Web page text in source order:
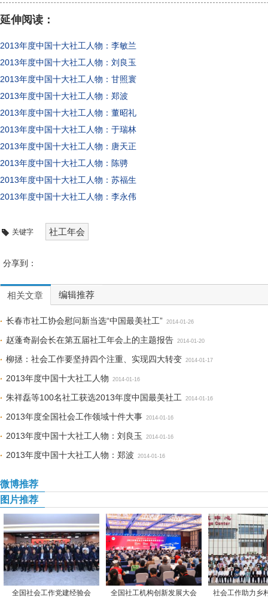
延伸阅读：
2013年度中国十大社工人物：李敏兰
2013年度中国十大社工人物：刘良玉
2013年度中国十大社工人物：甘照寰
2013年度中国十大社工人物：郑波
2013年度中国十大社工人物：董昭礼
2013年度中国十大社工人物：于瑞林
2013年度中国十大社工人物：唐天正
2013年度中国十大社工人物：陈骋
2013年度中国十大社工人物：苏福生
2013年度中国十大社工人物：李永伟
关键字 社工年会
分享到：
相关文章 编辑推荐
长春市社工协会慰问新当选“中国最美社工” 2014-01-26
赵蓬奇副会长在第五届社工年会上的主题报告 2014-01-20
柳拯：社会工作要坚持四个注重、实现四大转变 2014-01-17
2013年度中国十大社工人物 2014-01-16
朱祥磊等100名社工获选2013年度中国最美社工 2014-01-16
2013年度全国社会工作领域十件大事 2014-01-16
2013年度中国十大社工人物：刘良玉 2014-01-16
2013年度中国十大社工人物：郑波 2014-01-16
微博推荐
图片推荐
全国社会工作党建经验会 全国社工机构创新发展大会 社会工作助力乡